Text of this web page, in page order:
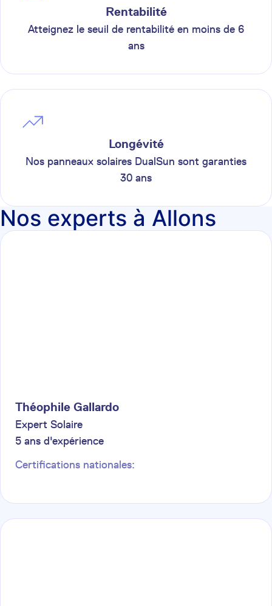
Rentabilité
Atteignez le seuil de rentabilité en moins de 6
ans
Longévité
Nos panneaux solaires DualSun sont garanties
30 ans
Nos experts à Allons
Théophile Gallardo
Expert Solaire
5 ans d'expérience
Certifications nationales: